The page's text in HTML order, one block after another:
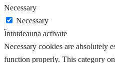
Necessary
Necessary
Întotdeauna activate
Necessary cookies are absolutely
function properly. This category